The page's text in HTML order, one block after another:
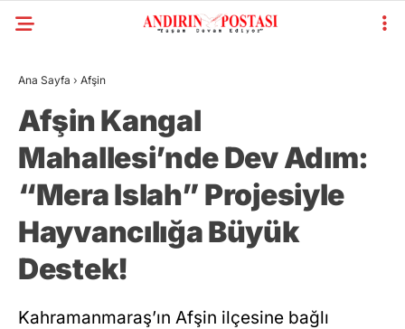
Ana Sayfa › Afşin
Afşin Kangal
Mahallesi’nde Dev Adım:
“Mera Islah” Projesiyle
Hayvancılığa Büyük
Destek!
Kahramanmaraş’ın Afşin ilçesine bağlı